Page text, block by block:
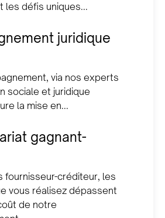
les défis uniques...
juridique
via nos experts
sociale et juridique
la mise en...
gagnant-
fournisseur-créditeur, les
vous réalisez dépassent
de notre